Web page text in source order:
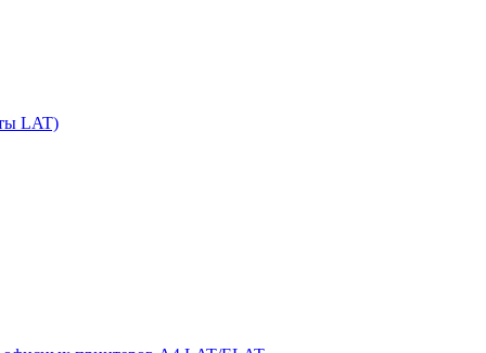
LAT)